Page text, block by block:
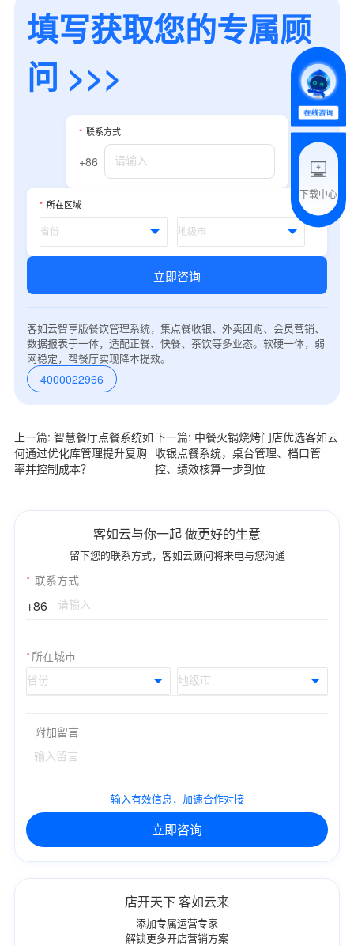
填写获取您的专属顾
问 >>>
* 联系方式
+86
* 所在区域
立即咨询
客如云智享版餐饮管理系统，集点餐收银、外卖团购、会员营销、
数据报表于一体，适配正餐、快餐、茶饮等多业态。软硬一体，弱
网稳定，帮餐厅实现降本提效。
4000022966
上一篇: 智慧餐厅点餐系统如
何通过优化库管理提升复购
率并控制成本？
下一篇: 中餐火锅烧烤门店优选客如云
收银点餐系统，桌台管理、档口管
控、绩效核算一步到位
客如云与你一起 做更好的生意
留下您的联系方式，客如云顾问将来电与您沟通
* 联系方式
+86
*所在城市
附加留言
输入有效信息，加速合作对接
立即咨询
店开天下 客如云来
添加专属运营专家
解锁更多开店营销方案
下载中心
所属业态
我的姓名
我是老客户，了解最新优惠